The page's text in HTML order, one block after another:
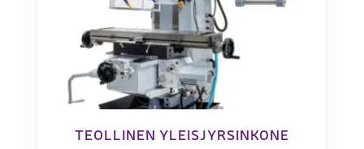
TEOLLINEN YLEISJYRSINKONE